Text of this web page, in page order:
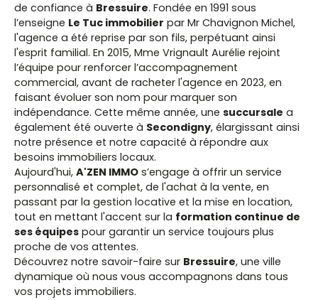
de confiance à Bressuire. Fondée en 1991 sous
l’enseigne Le Tuc immobilier par Mr Chavignon Michel,
l'agence a été reprise par son fils, perpétuant ainsi
l'esprit familial. En 2015, Mme Vrignault Aurélie rejoint
l’équipe pour renforcer l’accompagnement
commercial, avant de racheter l'agence en 2023, en
faisant évoluer son nom pour marquer son
indépendance. Cette même année, une succursale a
également été ouverte à Secondigny, élargissant ainsi
notre présence et notre capacité à répondre aux
besoins immobiliers locaux.
Aujourd'hui, A'ZEN IMMO s’engage à offrir un service
personnalisé et complet, de l'achat à la vente, en
passant par la gestion locative et la mise en location,
tout en mettant l'accent sur la formation continue de
ses équipes pour garantir un service toujours plus
proche de vos attentes.
Découvrez notre savoir-faire sur Bressuire, une ville
dynamique où nous vous accompagnons dans tous
vos projets immobiliers.